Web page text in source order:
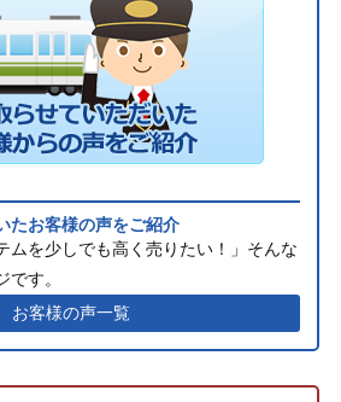
たお客様の声をご紹介
ムを少しでも高く売りたい！」そんな
す。
お客様の声一覧